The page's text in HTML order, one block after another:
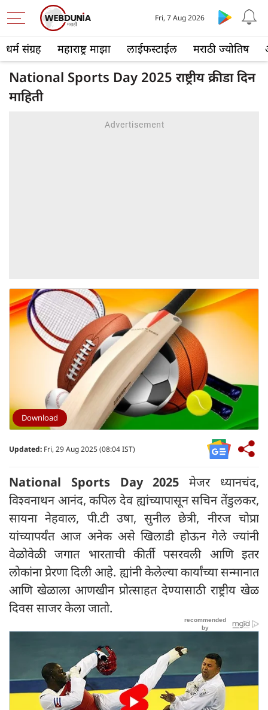
धर्म संग्रह महाराष्ट्र माझा लाईफस्टाईल मराठी ज्योतिष
Fri, 7 Aug 2026
National Sports Day 2025 राष्ट्रीय क्रीडा दिन
माहिती
Download
Updated: Fri, 29 Aug 2025 (08:04 IST)
National Sports Day 2025मेजर ध्यानचंद,
विश्वनाथन आनंद, कपिल देव ह्यांच्यापासून सचिन तेंडुलकर,
सायना नेहवाल, पी.टी उषा, सुनील छेत्री, नीरज चोप्रा
यांच्यापर्यंत आज अनेक असे खिलाडी होऊन गेले ज्यांनी
वेळोवेळी जगात भारताची कीर्ती पसरवली आणि इतर
लोकांना प्रेरणा दिली आहे. ह्यांनी केलेल्या कार्यांच्या सन्मानात
आणि खेळाला आणखीन प्रोत्साहत देण्यासाठी राष्ट्रीय खेळ
दिवस साजर केला जातो.